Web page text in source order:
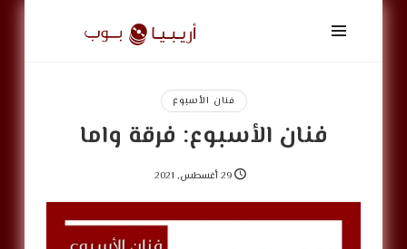
أريبيا
بوب
ArabiaPopفنان الأسبوع
فنان الأسبوع: فرقة واما
29 أغسطس, 2021